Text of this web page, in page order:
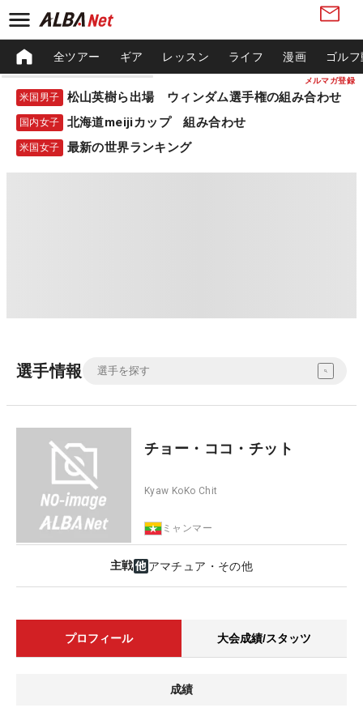
メルマガ登録
全ツアー ギア レッスン ライフ 漫画 ゴル
米国男子 松山英樹ら出場 ウィンダム選手権の組み合わせ
国内女子 北海道meijiカップ 組み合わせ
米国女子 最新の世界ランキング
選手情報
チョー・ココ・チット
Kyaw KoKo Chit
ミャンマー
主戦 アマチュア・その他
プロフィール 大会成績/スタッツ
成績